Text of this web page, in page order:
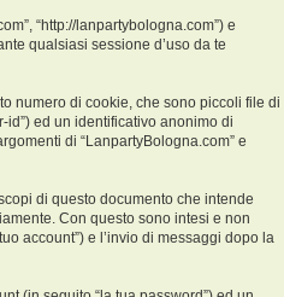
“http://lanpartybologna.com”) e
qualsiasi sessione d’uso da te
numero di cookie, che sono piccoli file di
ed un identificativo anonimo di
di “LanpartyBologna.com” e
di questo documento che intende
Con questo sono intesi e non
account”) e l’invio di messaggi dopo la